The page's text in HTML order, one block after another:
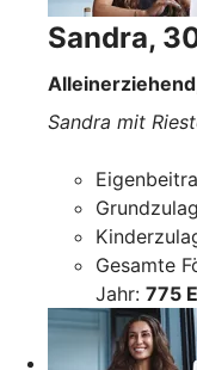
Sandra,
Sandra mit
Gesamte
Jahr: 775